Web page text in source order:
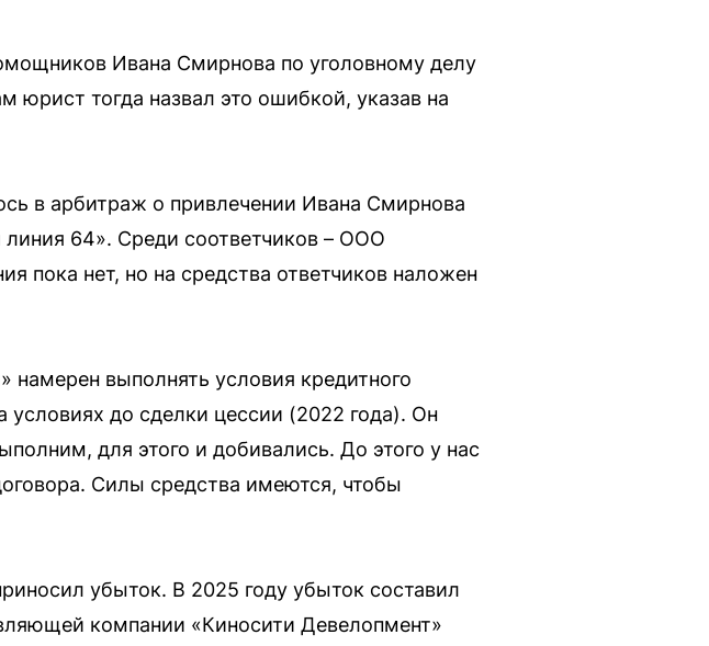
Ивана Смирнова по уголовному делу
тогда назвал это ошибкой, указав на
в арбитраж о привлечении Ивана Смирнова
64». Среди соответчиков – ООО
пока нет, но на средства ответчиков наложен
намерен выполнять условия кредитного
условиях до сделки цессии (2022 года). Он
для этого и добивались. До этого у нас
Силы средства имеются, чтобы
убыток. В 2025 году убыток составил
компании «Киносити Девелопмент»